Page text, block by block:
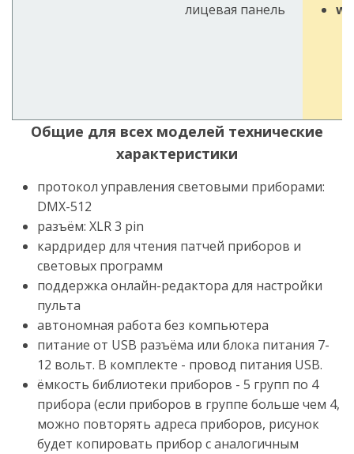
лицевая панель
Общие для всех моделей технические
характеристики
протокол управления световыми приборами:
DMX-512
разъём: XLR 3 pin
кардридер для чтения патчей приборов и
световых программ
поддержка онлайн-редактора для настройки
пульта
автономная работа без компьютера
питание от USB разъёма или блока питания 7-
12 вольт. В комплекте - провод питания USB.
ёмкость библиотеки приборов - 5 групп по 4
прибора (если приборов в группе больше чем 4,
можно повторять адреса приборов, рисунок
будет копировать прибор с аналогичным